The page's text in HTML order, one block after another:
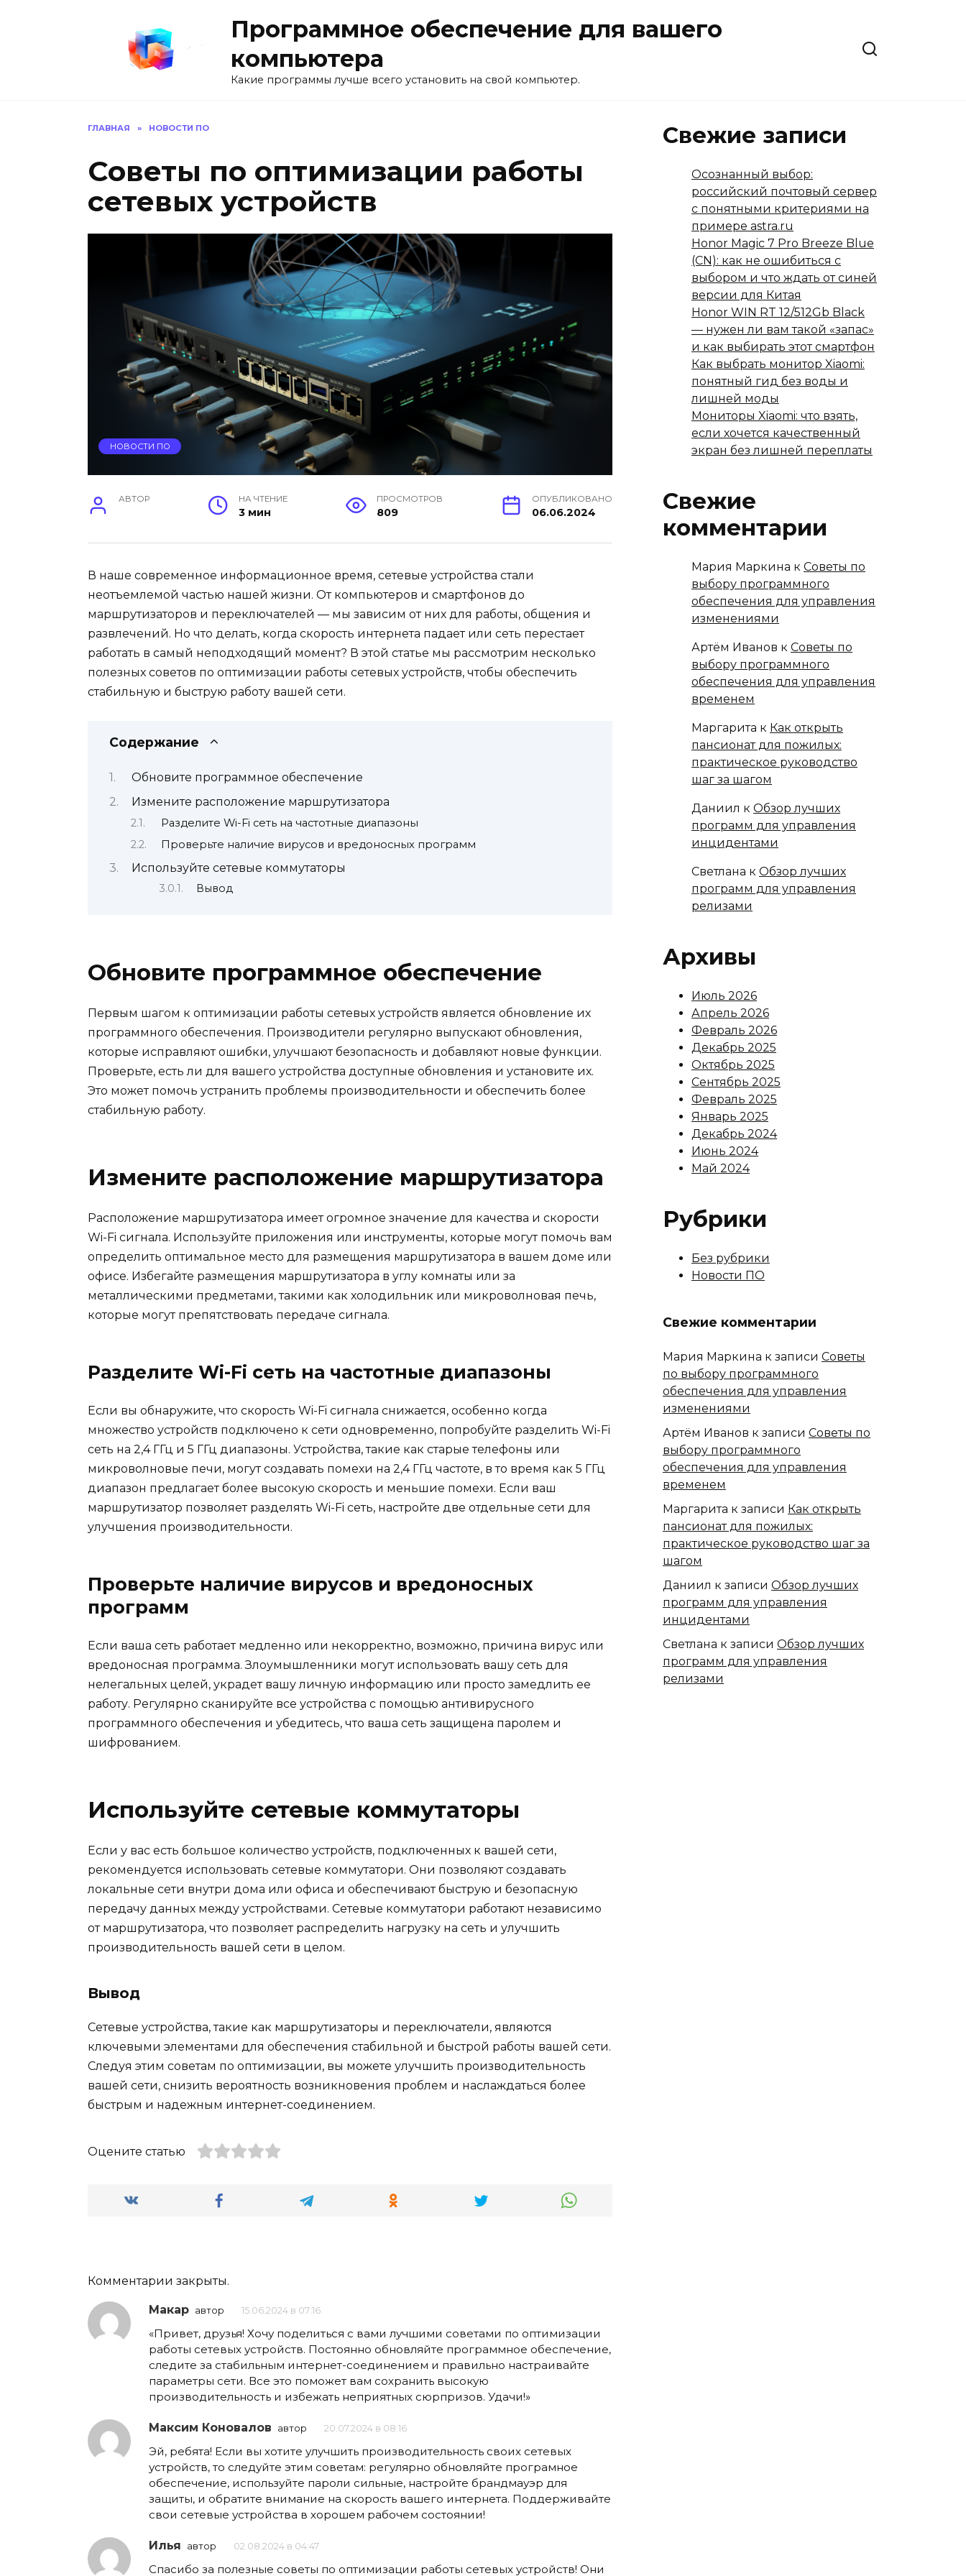
Программное обеспечение для вашего
компьютера
Какие программы лучше всего установить на свой компьютер.
ГЛАВНАЯ » НОВОСТИ ПО
Советы по оптимизации работы
сетевых устройств
НОВОСТИ ПО
АВТОР НА ЧТЕНИЕ
3 мин
ПРОСМОТРОВ
809
ОПУБЛИКОВАНО
06.06.2024
В наше современное информационное время, сетевые устройства стали
неотъемлемой частью нашей жизни. От компьютеров и смартфонов до
маршрутизаторов и переключателей — мы зависим от них для работы, общения и
развлечений. Но что делать, когда скорость интернета падает или сеть перестает
работать в самый неподходящий момент? В этой статье мы рассмотрим несколько
полезных советов по оптимизации работы сетевых устройств, чтобы обеспечить
стабильную и быструю работу вашей сети.
Содержание
Обновите программное обеспечение
Измените расположение маршрутизатора
Разделите Wi-Fi сеть на частотные диапазоны
Проверьте наличие вирусов и вредоносных программ
Используйте сетевые коммутаторы
Вывод
Обновите программное обеспечение
Первым шагом к оптимизации работы сетевых устройств является обновление их
программного обеспечения. Производители регулярно выпускают обновления,
которые исправляют ошибки, улучшают безопасность и добавляют новые функции.
Проверьте, есть ли для вашего устройства доступные обновления и установите их.
Это может помочь устранить проблемы производительности и обеспечить более
стабильную работу.
Измените расположение маршрутизатора
Расположение маршрутизатора имеет огромное значение для качества и скорости
Wi-Fi сигнала. Используйте приложения или инструменты, которые могут помочь вам
определить оптимальное место для размещения маршрутизатора в вашем доме или
офисе. Избегайте размещения маршрутизатора в углу комнаты или за
металлическими предметами, такими как холодильник или микроволновая печь,
которые могут препятствовать передаче сигнала.
Разделите Wi-Fi сеть на частотные диапазоны
Если вы обнаружите, что скорость Wi-Fi сигнала снижается, особенно когда
множество устройств подключено к сети одновременно, попробуйте разделить Wi-Fi
сеть на 2,4 ГГц и 5 ГГц диапазоны. Устройства, такие как старые телефоны или
микроволновые печи, могут создавать помехи на 2,4 ГГц частоте, в то время как 5 ГГц
диапазон предлагает более высокую скорость и меньшие помехи. Если ваш
маршрутизатор позволяет разделять Wi-Fi сеть, настройте две отдельные сети для
улучшения производительности.
Проверьте наличие вирусов и вредоносных
программ
Если ваша сеть работает медленно или некорректно, возможно, причина вирус или
вредоносная программа. Злоумышленники могут использовать вашу сеть для
нелегальных целей, украдет вашу личную информацию или просто замедлить ее
работу. Регулярно сканируйте все устройства с помощью антивирусного
программного обеспечения и убедитесь, что ваша сеть защищена паролем и
шифрованием.
Используйте сетевые коммутаторы
Если у вас есть большое количество устройств, подключенных к вашей сети,
рекомендуется использовать сетевые коммутатори. Они позволяют создавать
локальные сети внутри дома или офиса и обеспечивают быструю и безопасную
передачу данных между устройствами. Сетевые коммутатори работают независимо
от маршрутизатора, что позволяет распределить нагрузку на сеть и улучшить
производительность вашей сети в целом.
Вывод
Сетевые устройства, такие как маршрутизаторы и переключатели, являются
ключевыми элементами для обеспечения стабильной и быстрой работы вашей сети.
Следуя этим советам по оптимизации, вы можете улучшить производительность
вашей сети, снизить вероятность возникновения проблем и наслаждаться более
быстрым и надежным интернет-соединением.
Оцените статью
Комментарии закрыты.
Макар автор 15.06.2024 в 07:16
«Привет, друзья! Хочу поделиться с вами лучшими советами по оптимизации
работы сетевых устройств. Постоянно обновляйте программное обеспечение,
следите за стабильным интернет-соединением и правильно настраивайте
параметры сети. Все это поможет вам сохранить высокую
производительность и избежать неприятных сюрпризов. Удачи!»
Максим Коновалов автор 20.07.2024 в 08:16
Эй, ребята! Если вы хотите улучшить производительность своих сетевых
устройств, то следуйте этим советам: регулярно обновляйте програмное
обеспечение, используйте пароли сильные, настройте брандмауэр для
защиты, и обратите внимание на скорость вашего интернета. Поддерживайте
свои сетевые устройства в хорошем рабочем состоянии!
Илья автор 02.08.2024 в 04:47
Спасибо за полезные советы по оптимизации работы сетевых устройств! Они
Свежие записи
Осознанный выбор:
российский почтовый сервер
с понятными критериями на
примере astra.ru
Honor Magic 7 Pro Breeze Blue
(CN): как не ошибиться с
выбором и что ждать от синей
версии для Китая
Honor WIN RT 12/512Gb Black
— нужен ли вам такой «запас»
и как выбирать этот смартфон
Как выбрать монитор Xiaomi:
понятный гид без воды и
лишней моды
Мониторы Xiaomi: что взять,
если хочется качественный
экран без лишней переплаты
Свежие
комментарии
Мария Маркина к Советы по
выбору программного
обеспечения для управления
изменениями
Артём Иванов к Советы по
выбору программного
обеспечения для управления
временем
Маргарита к Как открыть
пансионат для пожилых:
практическое руководство
шаг за шагом
Даниил к Обзор лучших
программ для управления
инцидентами
Светлана к Обзор лучших
программ для управления
релизами
Архивы
Июль 2026
Апрель 2026
Февраль 2026
Декабрь 2025
Октябрь 2025
Сентябрь 2025
Февраль 2025
Январь 2025
Декабрь 2024
Июнь 2024
Май 2024
Рубрики
Без рубрики
Новости ПО
Свежие комментарии
Мария Маркина к записи Советы
по выбору программного
обеспечения для управления
изменениями
Артём Иванов к записи Советы по
выбору программного
обеспечения для управления
временем
Маргарита к записи Как открыть
пансионат для пожилых:
практическое руководство шаг за
шагом
Даниил к записи Обзор лучших
программ для управления
инцидентами
Светлана к записи Обзор лучших
программ для управления
релизами